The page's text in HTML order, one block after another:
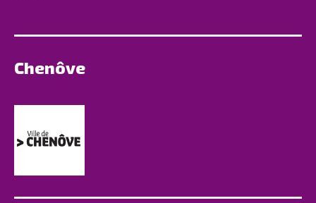
Chenôve